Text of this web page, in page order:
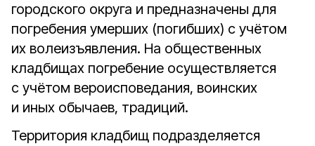
городского округа и предназначены для
погребения умерших (погибших) с учётом
их волеизъявления. На общественных
кладбищах погребение осуществляется
с учётом вероисповедания, воинских
и иных обычаев, традиций.
Территория кладбищ подразделяется